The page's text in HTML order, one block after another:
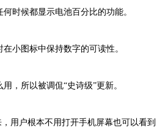
时候都显示电池百分比的功能。
小图标中保持数字的可读性。
，所以被调侃“史诗级”更新。
用户根本不用打开手机屏幕也可以看到